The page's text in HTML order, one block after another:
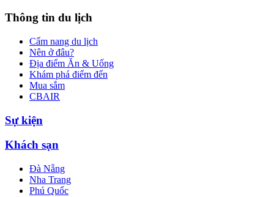
Thông tin du lịch
Cẩm nang du lịch
Nên ở đâu?
Địa điểm Ăn & Uống
Khám phá điểm đến
Mua sắm
CBAIR
Sự kiện
Khách sạn
Đà Nẵng
Nha Trang
Phú Quốc